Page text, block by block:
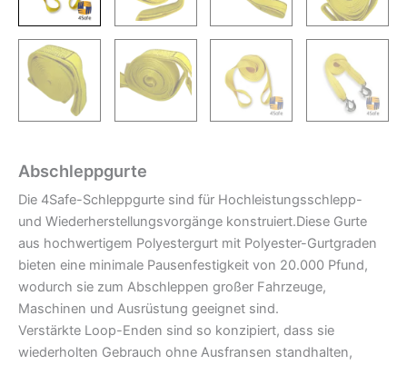
Abschleppgurte
Die 4Safe-Schleppgurte sind für Hochleistungsschlepp-
und Wiederherstellungsvorgänge konstruiert.Diese Gurte
aus hochwertigem Polyestergurt mit Polyester-Gurtgraden
bieten eine minimale Pausenfestigkeit von 20.000 Pfund,
wodurch sie zum Abschleppen großer Fahrzeuge,
Maschinen und Ausrüstung geeignet sind.
Verstärkte Loop-Enden sind so konzipiert, dass sie
wiederholten Gebrauch ohne Ausfransen standhalten,